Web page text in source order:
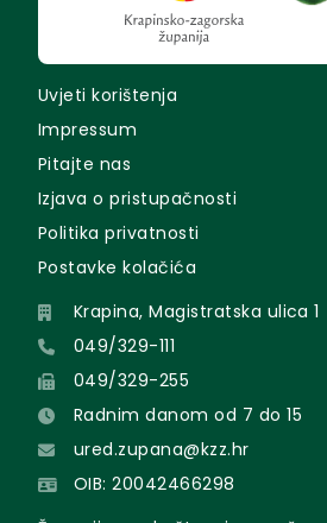
Uvjeti korištenja
Impressum
Pitajte nas
Izjava o pristupačnosti
Politika privatnosti
Postavke kolačića
Krapina, Magistratska ulica 1
049/329-111
049/329-255
Radnim danom od 7 do 15
ured.zupana@kzz.hr
OIB: 20042466298